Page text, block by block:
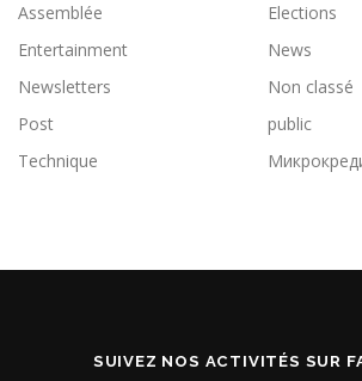
Assemblée
Elections
Entertainment
News
Newsletters
Non classé
Post
public
Technique
SUIVEZ NOS ACTIVITÉS SUR